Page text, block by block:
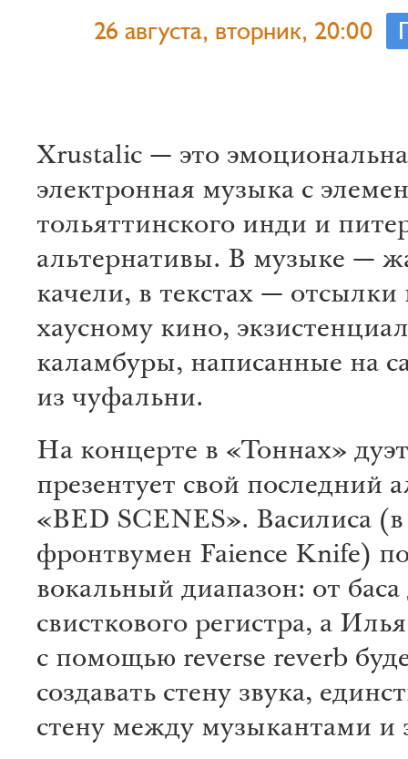
26 августа, вторник, 20:00
Xrustalic — это
электронная музыка с
тольяттинского инди и
альтернативы. В музыке —
качели, в текстах — отсылки
хаусному кино,
каламбуры, написанные на
из чуфальни.
На концерте в «Тоннах» дуэт
презентует свой последний
«BED SCENES». Василиса
фронтвумен Faience Knife)
вокальный диапазон: от баса
свисткового регистра, а Илья
с помощью reverse reverb
создавать стену звука,
стену между музыкантами и